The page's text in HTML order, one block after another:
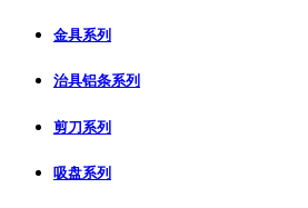
金具系列
治具铝条系列
剪刀系列
吸盘系列